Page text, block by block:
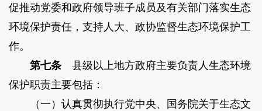
促推动党委和政府领导班子成员及有关部门落实生态
环境保护责任，支持人大、政协监督生态环境保护工
作。
第七条县级以上地方政府主要负责人生态环境
保护职责主要包括：
（一）认真贯彻执行党中央、国务院关于生态文